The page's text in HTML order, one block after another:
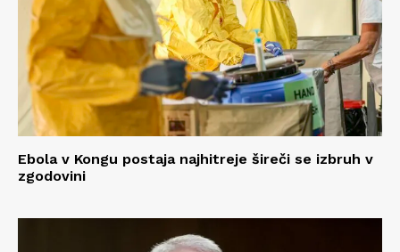
Ebola v Kongu postaja najhitreje šireči se izbruh v
zgodovini